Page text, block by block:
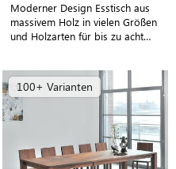
Moderner Design Esstisch aus
massivem Holz in vielen Größen
und Holzarten für bis zu acht
100+ Varianten